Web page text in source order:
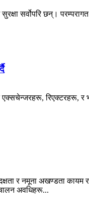
सर्वोपरि छन्।
रिएक्टरहरू, र
दक्षता र नमूना अखण्डता
अवधिहरू...